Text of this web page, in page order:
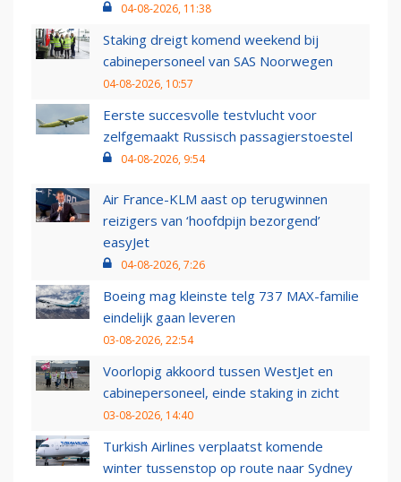
04-08-2026, 11:38
Staking dreigt komend weekend bij
cabinepersoneel van SAS Noorwegen
04-08-2026, 10:57
Eerste succesvolle testvlucht voor
zelfgemaakt Russisch passagierstoestel
04-08-2026, 9:54
Air France-KLM aast op terugwinnen
reizigers van ‘hoofdpijn bezorgend’
easyJet
04-08-2026, 7:26
Boeing mag kleinste telg 737 MAX-familie
eindelijk gaan leveren
03-08-2026, 22:54
Voorlopig akkoord tussen WestJet en
cabinepersoneel, einde staking in zicht
03-08-2026, 14:40
Turkish Airlines verplaatst komende
winter tussenstop op route naar Sydney